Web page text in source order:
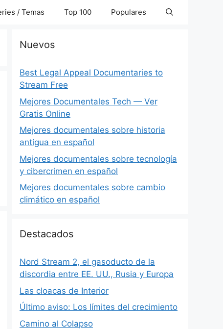
/ Temas Top 100 Populares
Nuevos
Best Legal Appeal Documentaries to
Stream Free
Mejores Documentales Tech — Ver
Gratis Online
Mejores documentales sobre historia
antigua en español
Mejores documentales sobre tecnología
y cibercrimen en español
Mejores documentales sobre cambio
climático en español
Destacados
Nord Stream 2, el gasoducto de la
discordia entre EE. UU., Rusia y Europa
Las cloacas de Interior
Último aviso: Los límites del crecimiento
Camino al Colapso